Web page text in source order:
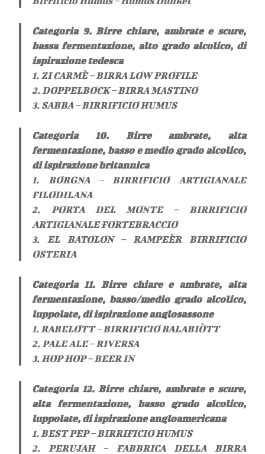
Categoria 9. Birre chiare, ambrate e scure,
bassa fermentazione, alto grado alcolico, di
ispirazione tedesca
1. ZI CARMÈ – BIRRA LOW PROFILE
2. DOPPELBOCK – BIRRA MASTINO
3. SABBA – BIRRIFICIO HUMUS
Categoria 10. Birre ambrate, alta
fermentazione, basso e medio grado alcolico,
di ispirazione britannica
1. BORGNA – BIRRIFICIO ARTIGIANALE
FILODILANA
2. PORTA DEL MONTE – BIRRIFICIO
ARTIGIANALE FORTEBRACCIO
3. EL BATOLON – RAMPEÈR BIRRIFICIO
OSTERIA
Categoria 11. Birre chiare e ambrate, alta
fermentazione, basso/medio grado alcolico,
luppolate, di ispirazione anglosassone
1. RABELOTT – BIRRIFICIO BALABIÒTT
2. PALE ALE – RIVERSA
3. HOP HOP – BEER IN
Categoria 12. Birre chiare, ambrate e scure,
alta fermentazione, basso grado alcolico,
luppolate, di ispirazione angloamericana
1. BEST PEP – BIRRIFICIO HUMUS
2. PERUJAH – FABBRICA DELLA BIRRA